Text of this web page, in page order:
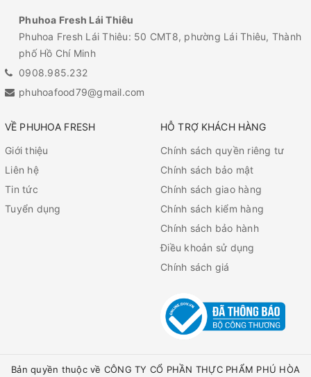
Phuhoa Fresh Lái Thiêu
Phuhoa Fresh Lái Thiêu: 50 CMT8, phường Lái Thiêu, Thành
phố Hồ Chí Minh
0908.985.232
phuhoafood79@gmail.com
VỀ PHUHOA FRESH
Giới thiệu
Liên hệ
Tin tức
Tuyển dụng
HỖ TRỢ KHÁCH HÀNG
Chính sách quyền riêng tư
Chính sách bảo mật
Chính sách giao hàng
Chính sách kiểm hàng
Chính sách bảo hành
Điều khoản sử dụng
Chính sách giá
Bản quyền thuộc về CÔNG TY CỔ PHẦN THỰC PHẨM PHÚ HÒA